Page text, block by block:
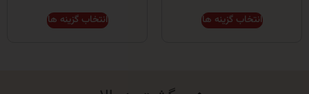
انتخاب گزینه ها
انتخاب گزینه ها